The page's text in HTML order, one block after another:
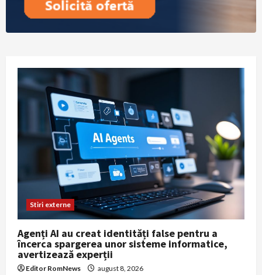
Stiri externe
Agenți AI au creat identități false pentru a
încerca spargerea unor sisteme informatice,
avertizează experții
Editor RomNews august 8, 2026